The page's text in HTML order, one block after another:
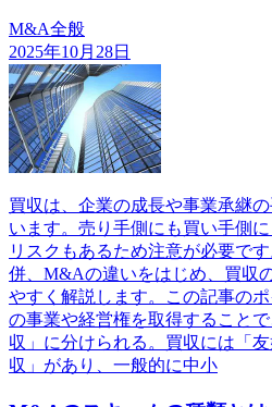
M&A全般
2025年10月28日
買収は、企業の成長や事業承継
います。売り手側にも買い手側
リスクもあるため注意が必要で
併、M&Aの違いをはじめ、買収
やすく解説します。この記事の
の事業や経営権を取得すること
収」に分けられる。買収には「
収」があり、一般的に中小